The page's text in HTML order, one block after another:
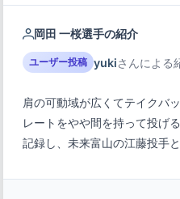
岡田 一桜選手の紹介
ユーザー投稿 yukiさんによる
肩の可動域が広くてテイクバ
レートをやや間を持って投げ
記録し、未来富山の江藤投手